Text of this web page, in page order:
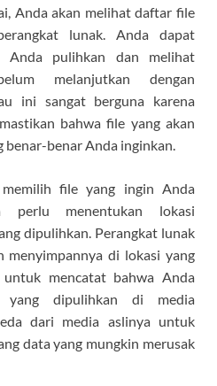
Anda akan melihat daftar file
lunak. Anda dapat
pulihkan dan melihat
melanjutkan dengan
ini sangat berguna karena
bahwa file yang akan
benar-benar Anda inginkan.
file yang ingin Anda
perlu menentukan lokasi
dipulihkan. Perangkat lunak
menyimpannya di lokasi yang
mencatat bahwa Anda
yang dipulihkan di media
dari media aslinya untuk
data yang mungkin merusak